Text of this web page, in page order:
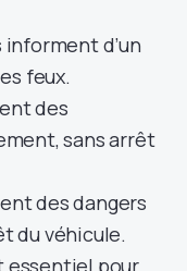
d’un
feux.
des
sans arrêt
des dangers
du véhicule.
essentiel pour